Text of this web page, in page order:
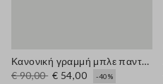
Κανονική γραμμή μπλε παντελόνι από μείγμα βισκόζης
€ 90,00 € 54,00
-40%